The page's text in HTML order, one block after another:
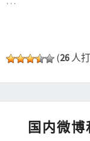
(26 人
国内微